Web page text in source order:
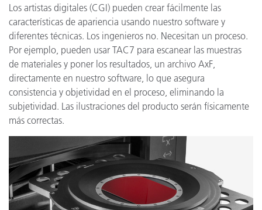
Los artistas digitales (CGI) pueden crear fácilmente las
características de apariencia usando nuestro software y
diferentes técnicas. Los ingenieros no. Necesitan un proceso.
Por ejemplo, pueden usar TAC7 para escanear las muestras
de materiales y poner los resultados, un archivo AxF,
directamente en nuestro software, lo que asegura
consistencia y objetividad en el proceso, eliminando la
subjetividad. Las ilustraciones del producto serán físicamente
más correctas.